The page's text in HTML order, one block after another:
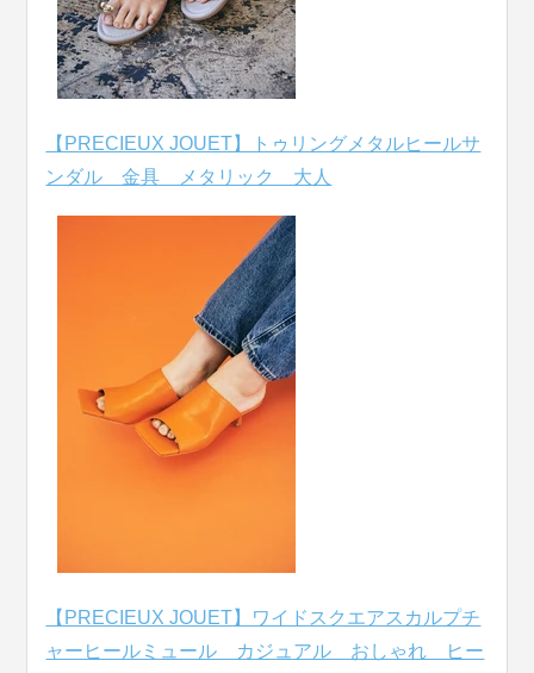
【PRECIEUX JOUET】トゥリングメタルヒールサ
ンダル 金具 メタリック 大人
【PRECIEUX JOUET】ワイドスクエアスカルプチ
ャーヒールミュール カジュアル おしゃれ ヒー